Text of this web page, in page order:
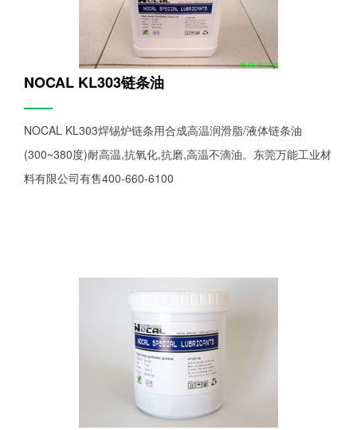
NOCAL KL303链条油
——
NOCAL KL303焊锡炉链条用合成高温润滑脂/液体链条油
(300~380度)耐高温,抗氧化,抗磨,高温不滴油。东莞万能工业材
料有限公司有售400-660-6100